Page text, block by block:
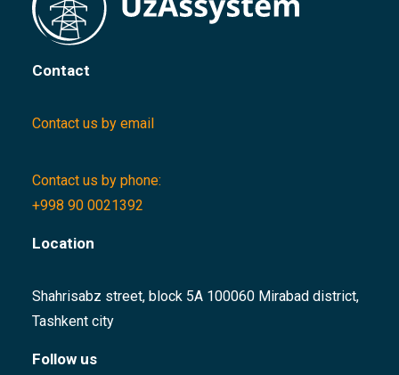
Contact
Contact us by email
Contact us by phone:
+998 90 0021392
Location
Shahrisabz street, block 5A 100060 Mirabad district,
Tashkent city
Follow us